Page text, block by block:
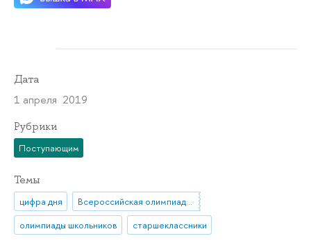
Дата
1 апреля 2019
Рубрики
Поступающим
Темы
цифра дня
Всероссийская олимпиада школьников
олимпиады школьников
старшеклассники